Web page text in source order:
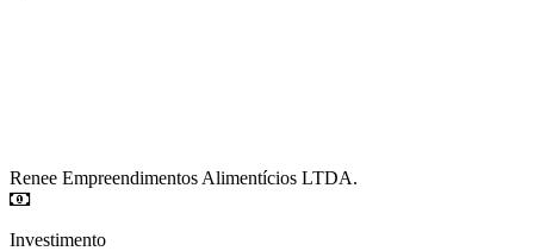
Renee Empreendimentos Alimentícios LTDA.
Investimento